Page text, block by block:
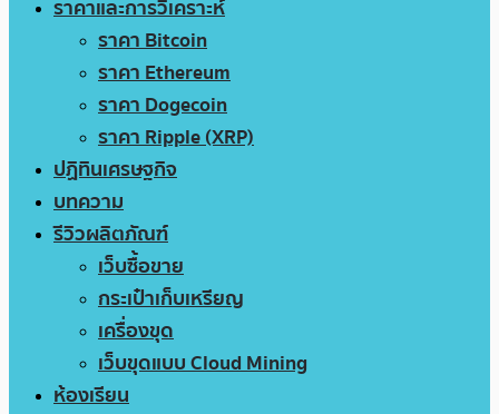
ราคาและการวิเคราะห์
ราคา Bitcoin
ราคา Ethereum
ราคา Dogecoin
ราคา Ripple (XRP)
ปฏิทินเศรษฐกิจ
บทความ
รีวิวผลิตภัณฑ์
เว็บซื้อขาย
กระเป๋าเก็บเหรียญ
เครื่องขุด
เว็บขุดแบบ Cloud Mining
ห้องเรียน